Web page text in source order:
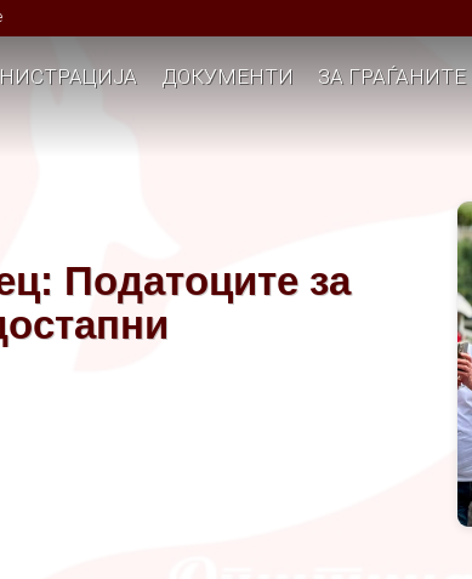
ДОКУМЕНТИ ЗА ГРАЃАНИТЕ
Податоците за